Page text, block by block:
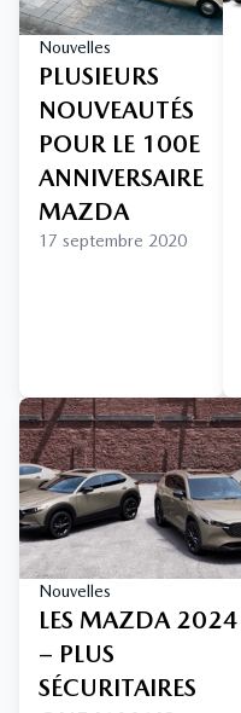
Nouvelles
PLUSIEURS
NOUVEAUTÉS
POUR LE 100E
ANNIVERSAIRE
MAZDA
17 septembre 2020
Nouvelles
LES MAZDA 2024
– PLUS
SÉCURITAIRES